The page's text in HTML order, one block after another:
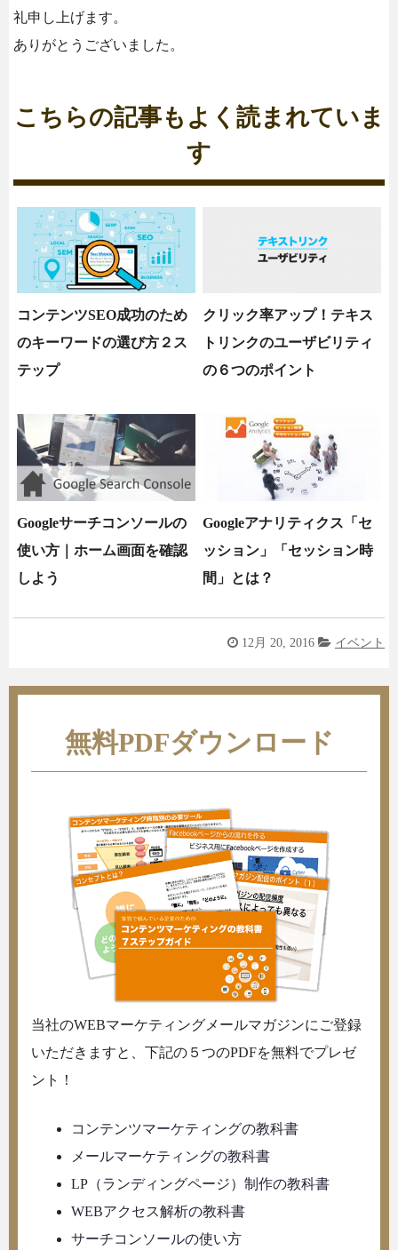
礼申し上げます。
ありがとうございました。
こちらの記事もよく読まれていま
す
コンテンツSEO成功のため
のキーワードの選び方２ス
テップ
クリック率アップ！テキス
トリンクのユーザビリティ
の６つのポイント
Googleサーチコンソールの
使い方｜ホーム画面を確認
しよう
Googleアナリティクス「セ
ッション」「セッション時
間」とは？
12月 20, 2016 イベント
無料PDFダウンロード
当社のWEBマーケティングメールマガジンにご登録
いただきますと、下記の５つのPDFを無料でプレゼ
ント！
コンテンツマーケティングの教科書
メールマーケティングの教科書
LP（ランディングページ）制作の教科書
WEBアクセス解析の教科書
サーチコンソールの使い方